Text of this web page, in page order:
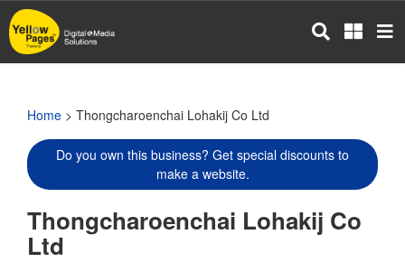
Skip
to
main
Home > Thongcharoenchai Lohakij Co Ltd
Do you own this business? Get special discounts to
make a website.
Thongcharoenchai Lohakij Co
Ltd